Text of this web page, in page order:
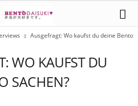
Ausgefragt: Wo kaufst du deine Bento
WO KAUFST DU
SACHEN?